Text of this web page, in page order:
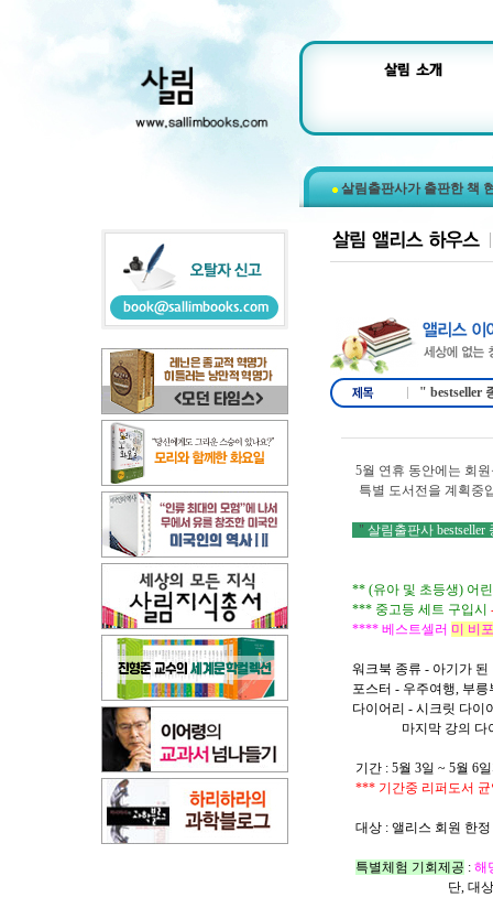
살림출판사가 출판한 책
" bestseller
5월 연휴 동안에는 회
특별 도서전을 계획중
" 살림출판사 bestseller
** (유아 및 초등생) 어
*** 중고등 세트 구입시
**** 베스트셀러 미 비
워크북 종류 - 아기가
포스터 - 우주여행, 부
다이어리 - 시크릿 다이
마지막 강의 다이어
기간 : 5월 3일 ~ 5월 6
*** 기간중 리퍼도서 균
대상 : 앨리스 회원 한정
특별체험 기회제공 : 해
단, 대상 어린이 6